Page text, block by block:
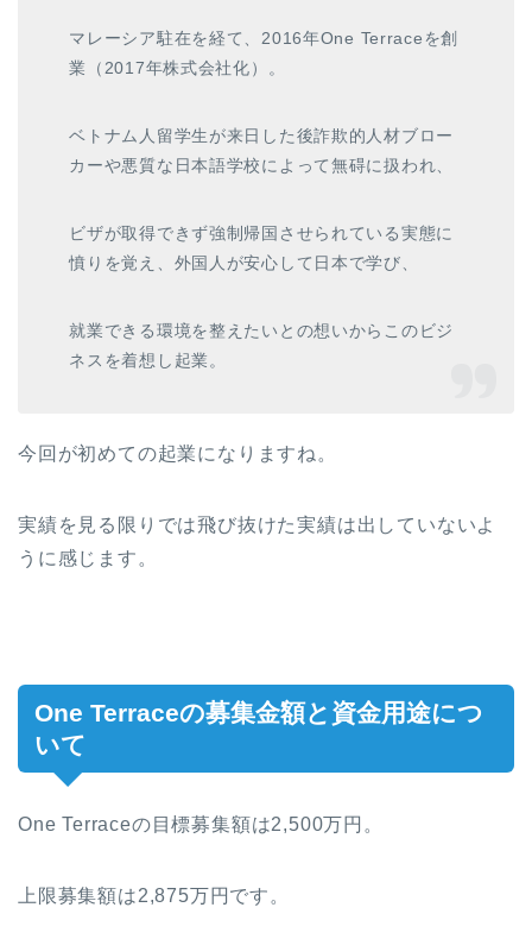
マレーシア駐在を経て、2016年One Terraceを創
業（2017年株式会社化）。
ベトナム人留学生が来日した後詐欺的人材ブロー
カーや悪質な日本語学校によって無碍に扱われ、
ビザが取得できず強制帰国させられている実態に
憤りを覚え、外国人が安心して日本で学び、
就業できる環境を整えたいとの想いからこのビジ
ネスを着想し起業。
今回が初めての起業になりますね。
実績を見る限りでは飛び抜けた実績は出していないよ
うに感じます。
One Terraceの募集金額と資金用途につ
いて
One Terraceの目標募集額は2,500万円。
上限募集額は2,875万円です。